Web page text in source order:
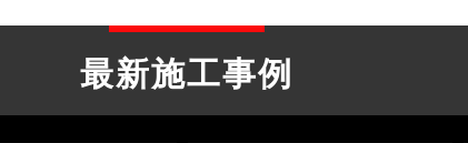
最新施工事例